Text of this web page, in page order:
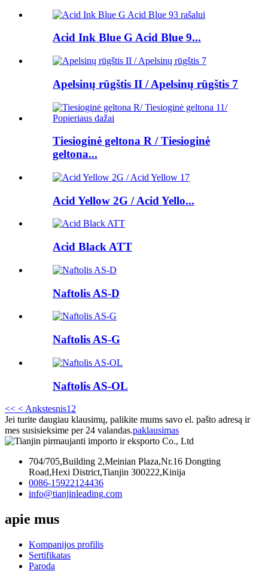
Acid Ink Blue G Acid Blue 9...
Apelsinų rūgštis II / Apelsinų rūgštis 7
Tiesioginė geltona R / Tiesioginė
geltona...
Acid Yellow 2G / Acid Yello...
Acid Black ATT
Naftolis AS-D
Naftolis AS-G
Naftolis AS-OL
<< < Ankstesnis1 2
Jei turite daugiau klausimų, palikite mums savo el. pašto adresą ir
mes susisieksime per 24 valandas.paklausimas
704/705,Building 2,Meinian Plaza,Nr.16 Dongting
Road,Hexi District,Tianjin 300222,Kinija
0086-15922124436
info@tianjinleading.com
apie mus
Kompanijos profilis
Sertifikatas
Paroda